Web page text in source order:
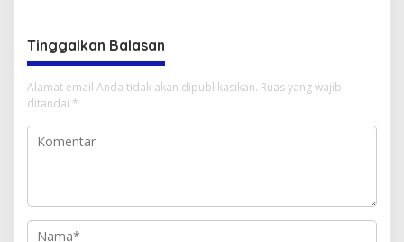
Tinggalkan Balasan
Alamat email Anda tidak akan dipublikasikan. Ruas yang wajib
ditandai *